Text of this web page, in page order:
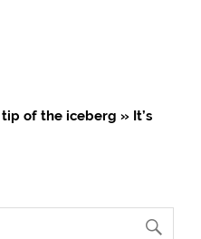
of the iceberg » It’s